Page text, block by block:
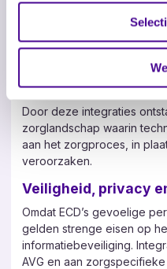
Sonevo ontwikkelt geen
het verbinden van ECD’s
ECD het primaire dossier,
automatisch en veilig wordt
Door deze integraties
zorglandschap waarin
aan het zorgproces, in
veroorzaken.
Veiligheid, privacy
Omdat ECD’s gevoelige
gelden strenge eisen op
informatiebeveiliging.
AVG en aan zorgspecifieke